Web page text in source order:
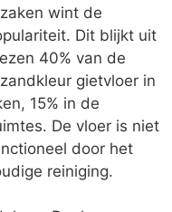
wint de
Dit blijkt uit
40% van de
gietvloer in
15% in de
De vloer is niet
door het
reiniging.